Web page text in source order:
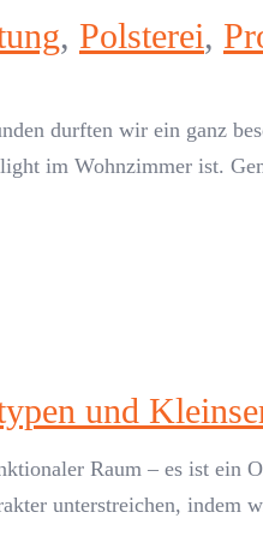
, Polsterei,
durften wir ein ganz
im Wohnzimmer ist.
und
Raum – es ist ein
unterstreichen, indem